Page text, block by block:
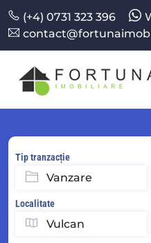
(+4) 0731 323 396
Tip tranzacție
Localitate